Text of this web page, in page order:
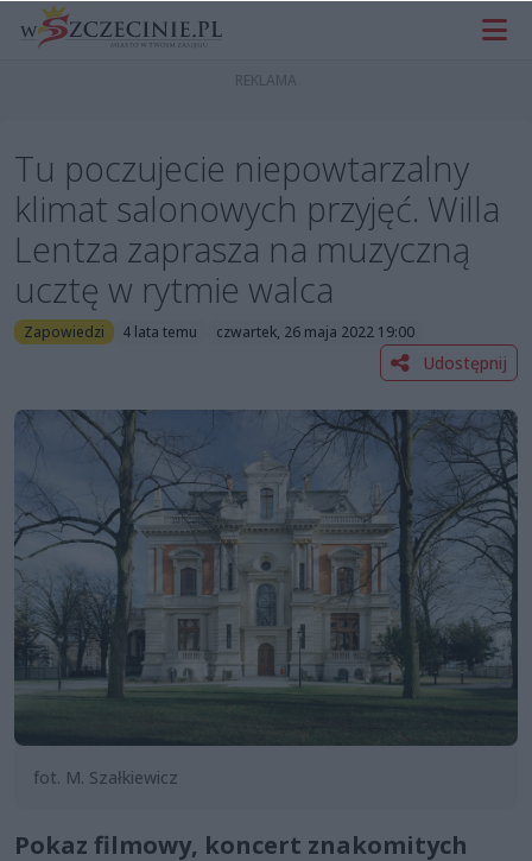
Tu poczujecie niepowtarzalny
klimat salonowych przyjęć. Willa
Lentza zaprasza na muzyczną
ucztę w rytmie walca
Zapowiedzi 4 lata temu czwartek, 26 maja 2022 19:00
Udostępnij
fot. M. Szałkiewicz
Pokaz filmowy, koncert znakomitych